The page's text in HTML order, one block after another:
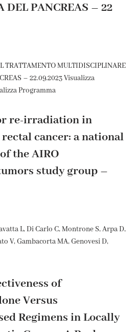
DEL PANCREAS – 22
TRATTAMENTO MULTIDISCIPLINARE
– 22.09.2023 Visualizza
Programma
re-irradiation in
cancer: a national
the AIRO
study group –
L, Di Carlo C, Montrone S, Arpa D,
V, Gambacorta MA, Genovesi D,
of
Versus
Regimens in Locally